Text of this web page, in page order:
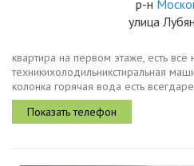
р-н
улица
квартира на первом этаже, есть
техникихолодильникстиральная
колонка горячая вода есть
собственника, без посредников.
долгосрочную аренду.звоните,...